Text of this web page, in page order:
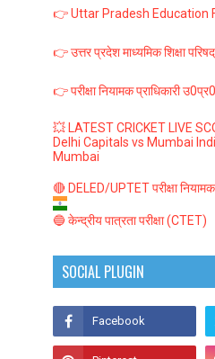
👉 Uttar Pradesh Education
👉 उत्तर प्रदेश माध्यमिक शिक्षा
👉 परीक्षा नियामक प्राधिकारी
💥 LATEST CRICKET LIVE
Delhi Capitals vs Mumbai
Mumbai
🔴 DELED/UPTET परीक्षा नियामक
🔵 केन्द्रीय पात्रता परीक्षा (CTET)
SOCIAL PLUGIN